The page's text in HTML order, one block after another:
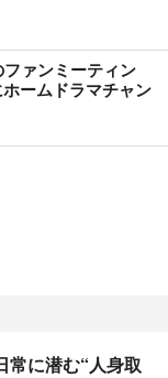
ァンミーティン
ームドラマチャン
常に潜む“人身取